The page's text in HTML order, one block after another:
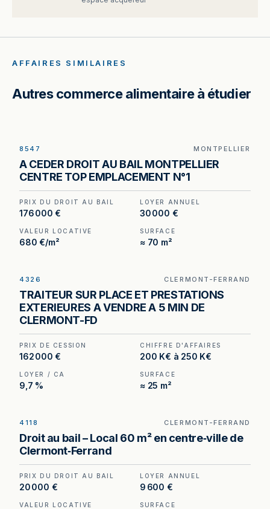
AFFAIRES SIMILAIRES
Autres commerce alimentaire à étudier
8547 MONTPELLIER
A CEDER DROIT AU BAIL MONTPELLIER
CENTRE TOP EMPLACEMENT N°1
PRIX DU DROIT AU BAIL
176 000 €
LOYER ANNUEL
30 000 €
VALEUR LOCATIVE
680 €/m²
SURFACE
≈ 70 m²
d'un centre commercial dynamique, avec
parkings à proximité.
4326 CLERMONT-FERRAND
TRAITEUR SUR PLACE ET PRESTATIONS
EXTERIEURES A VENDRE A 5 MIN DE
CLERMONT-FD
PRIX DE CESSION
162 000 €
CHIFFRE D'AFFAIRES
200 K€ à 250 K€
LOYER / CA
9,7 %
SURFACE
≈ 25 m²
Droit au bail à céder à Clermont-Ferrand — 5
mètres de vitrine en plein centre-ville.
4118 CLERMONT-FERRAND
Droit au bail – Local 60 m² en centre‑ville de
Clermont‑Ferrand
PRIX DU DROIT AU BAIL
20 000 €
LOYER ANNUEL
9 600 €
VALEUR LOCATIVE SURFACE